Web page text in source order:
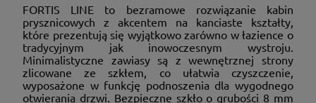
FORTIS LINE to bezramowe rozwiązanie kabin
prysznicowych z akcentem na kanciaste kształty,
które prezentują się wyjątkowo zarówno w łazience o
tradycyjnym jak inowoczesnym wystroju.
Minimalistyczne zawiasy są z wewnętrznej strony
zlicowane ze szkłem, co ułatwia czyszczenie,
wyposażone w funkcję podnoszenia dla wygodnego
otwierania drzwi. Bezpieczne szkło o grubości 8 mm